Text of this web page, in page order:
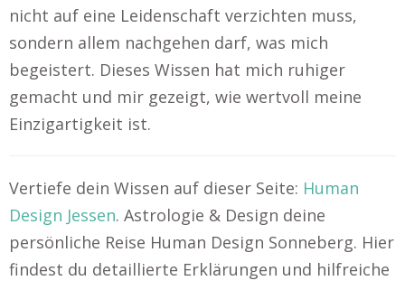
nicht auf eine Leidenschaft verzichten muss,
sondern allem nachgehen darf, was mich
begeistert. Dieses Wissen hat mich ruhiger
gemacht und mir gezeigt, wie wertvoll meine
Einzigartigkeit ist.
Vertiefe dein Wissen auf dieser Seite: Human
Design Jessen. Astrologie & Design deine
persönliche Reise Human Design Sonneberg. Hier
findest du detaillierte Erklärungen und hilfreiche